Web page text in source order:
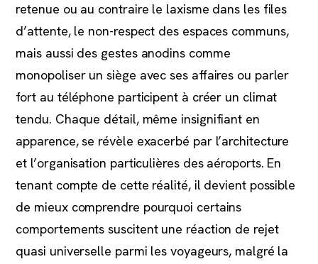
retenue ou au contraire le laxisme dans les files
d’attente, le non-respect des espaces communs,
mais aussi des gestes anodins comme
monopoliser un siège avec ses affaires ou parler
fort au téléphone participent à créer un climat
tendu. Chaque détail, même insignifiant en
apparence, se révèle exacerbé par l’architecture
et l’organisation particulières des aéroports. En
tenant compte de cette réalité, il devient possible
de mieux comprendre pourquoi certains
comportements suscitent une réaction de rejet
quasi universelle parmi les voyageurs, malgré la